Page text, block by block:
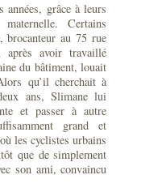
grâce à leurs
Certains
brocanteur au 75 rue
après avoir travaillé
du bâtiment, louait
qu’il cherchait à
ans, Slimane lui
et passer à autre
grand et
les cyclistes urbains
que de simplement
son ami, convaincu